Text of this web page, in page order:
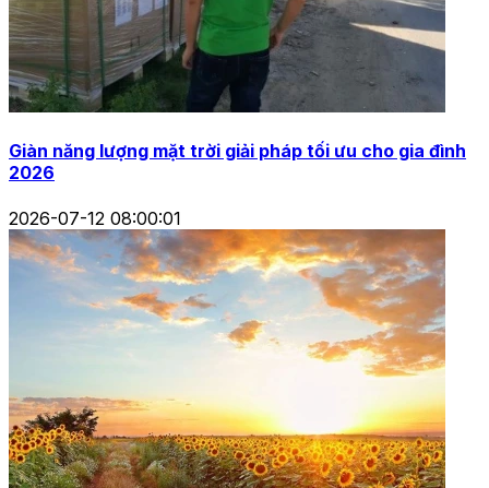
Giàn năng lượng mặt trời giải pháp tối ưu cho gia đình
2026
2026-07-12 08:00:01